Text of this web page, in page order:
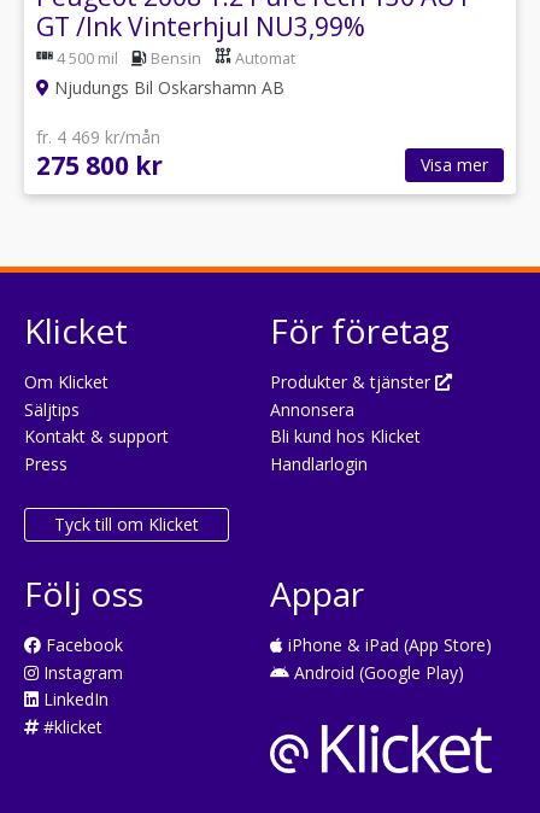
GT /Ink Vinterhjul NU3,99%
4 500 mil Bensin Automat
Njudungs Bil Oskarshamn AB
fr. 4 469 kr/mån
275 800 kr Visa mer
Klicket
Om Klicket
Säljtips
Kontakt & support
Press
Tyck till om Klicket
För företag
Produkter & tjänster
Annonsera
Bli kund hos Klicket
Handlarlogin
Följ oss
Facebook
Instagram
LinkedIn
#klicket
Appar
iPhone & iPad (App Store)
Android (Google Play)